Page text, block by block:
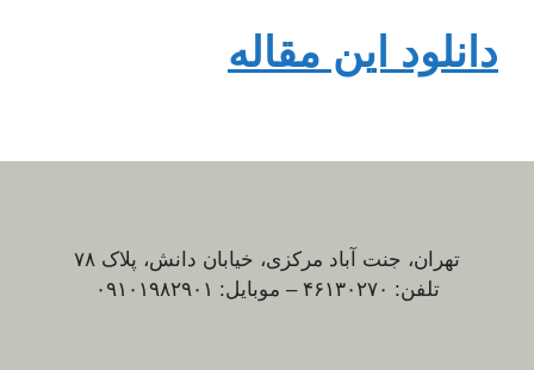
دانلود این مقاله
تهران، جنت آباد مرکزی، خیابان دانش، پلاک ۷۸
تلفن: ۴۶۱۳۰۲۷۰ – موبایل: ۰۹۱۰۱۹۸۲۹۰۱